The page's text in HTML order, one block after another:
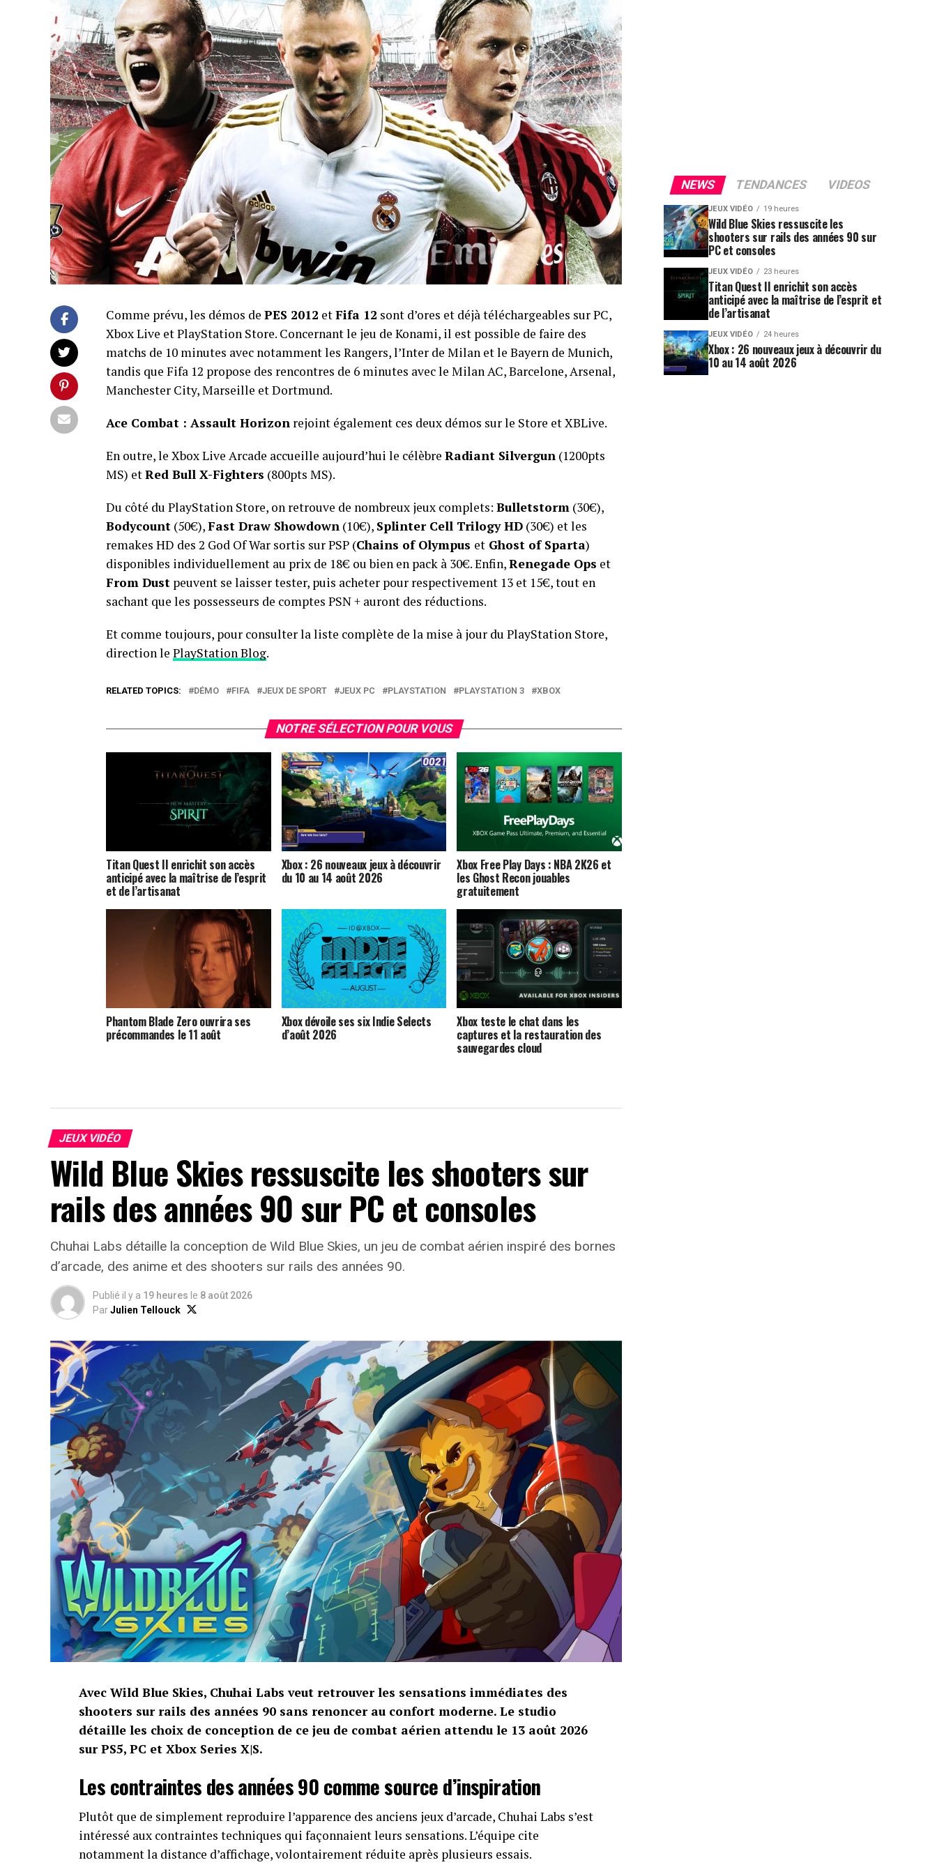
Comme prévu, les démos de PES 2012 etFifa 12 sont d’ores et déjà téléchargeables sur PC,
Xbox Live et PlayStation Store. Concernant le jeu de Konami, il est possible de faire des
matchs de 10 minutes avec notamment les Rangers, l’Inter de Milan et le Bayern de Munich,
tandis que Fifa 12 propose des rencontres de 6 minutes avec le Milan AC, Barcelone, Arsenal,
Manchester City, Marseille et Dortmund.
Ace Combat : Assault Horizon rejoint également ces deux démos sur le Store et XBLive.
En outre, le Xbox Live Arcade accueille aujourd’hui le célèbre Radiant Silvergun (1200pts
MS) etRed Bull X-Fighters (800pts MS).
Du côté du PlayStation Store, on retrouve de nombreux jeux complets: Bulletstorm (30€),
Bodycount (50€),Fast Draw Showdown (10€), Splinter Cell Trilogy HD (30€) et les
remakes HD des 2 God Of War sortis sur PSP (Chains of Olympus et Ghost of Sparta)
disponibles individuellement au prix de 18€ ou bien en pack à 30€. Enfin,Renegade Ops et
From Dust peuvent se laisser tester, puis acheter pour respectivement 13 et 15€, tout en
sachant que les possesseurs de comptes PSN + auront des réductions.
Et comme toujours, pour consulter la liste complète de la mise à jour du PlayStation Store,
direction le PlayStation Blog.
RELATED TOPICS: DÉMO FIFA JEUX DE SPORT JEUX PC PLAYSTATION PLAYSTATION 3 XBOX
NOTRE SÉLECTION POUR VOUS
Titan Quest II enrichit son accès
anticipé avec la maîtrise de l’esprit
et de l’artisanat
Xbox : 26 nouveaux jeux à découvrir
du 10 au 14 août 2026
Xbox Free Play Days : NBA 2K26 et
les Ghost Recon jouables
gratuitement
Phantom Blade Zero ouvrira ses
précommandes le 11 août
Xbox dévoile ses six Indie Selects
d’août 2026
Xbox teste le chat dans les
captures et la restauration des
sauvegardes cloud
JEUX VIDÉO
Wild Blue Skies ressuscite les shooters sur
rails des années 90 sur PC et consoles
Chuhai Labs détaille la conception de Wild Blue Skies, un jeu de combat aérien inspiré des bornes
d’arcade, des anime et des shooters sur rails des années 90.
Publié il y a 19 heures le 8 août 2026
ParJulien Tellouck
Avec Wild Blue Skies, Chuhai Labs veut retrouver les sensations immédiates des
shooters sur rails des années 90 sans renoncer au confort moderne. Le studio
détaille les choix de conception de ce jeu de combat aérien attendu le 13 août 2026
sur PS5, PC et Xbox Series X|S.
Les contraintes des années 90 comme source d’inspiration
Plutôt que de simplement reproduire l’apparence des anciens jeux d’arcade, Chuhai Labs s’est
intéressé aux contraintes techniques qui façonnaient leurs sensations. L’équipe cite
notamment la distance d’affichage, volontairement réduite après plusieurs essais.
NEWS TENDANCES VIDEOS
JEUX VIDÉO 19 heures
Wild Blue Skies ressuscite les
shooters sur rails des années 90 sur
PC et consoles
JEUX VIDÉO 23 heures
Titan Quest II enrichit son accès
anticipé avec la maîtrise de l’esprit et
de l’artisanat
JEUX VIDÉO 24 heures
Xbox : 26 nouveaux jeux à découvrir du
10 au 14 août 2026